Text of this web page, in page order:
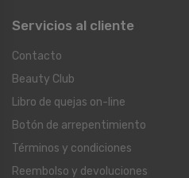
Servicios al cliente
Contacto
Beauty Club
Libro de quejas on-line
Botón de arrepentimiento
Términos y condiciones
Reembolso y devoluciones